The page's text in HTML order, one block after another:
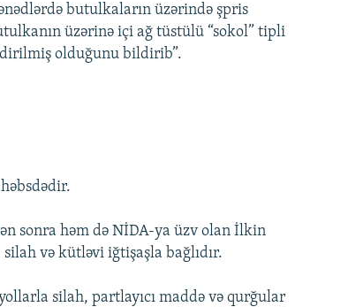
butulkaların üzərində şpris
üzərinə içi ağ tüstülü “sokol” tipli
olduğunu bildirib”.
sonra həm də NİDA-ya üzv olan İlkin
və kütləvi iğtişaşla bağlıdır.
silah, partlayıcı maddə və qurğular